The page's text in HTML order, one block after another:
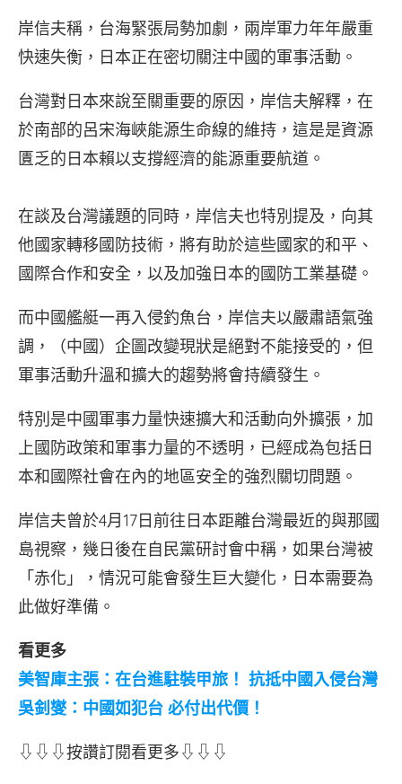
岸信夫稱，台海緊張局勢加劇，兩岸軍力年年嚴重
快速失衡，日本正在密切關注中國的軍事活動。
台灣對日本來說至關重要的原因，岸信夫解釋，在
於南部的呂宋海峽能源生命線的維持，這是是資源
匱乏的日本賴以支撐經濟的能源重要航道。
在談及台灣議題的同時，岸信夫也特別提及，向其
他國家轉移國防技術，將有助於這些國家的和平、
國際合作和安全，以及加強日本的國防工業基礎。
而中國艦艇一再入侵釣魚台，岸信夫以嚴肅語氣強
調，（中國）企圖改變現狀是絕對不能接受的，但
軍事活動升溫和擴大的趨勢將會持續發生。
特別是中國軍事力量快速擴大和活動向外擴張，加
上國防政策和軍事力量的不透明，已經成為包括日
本和國際社會在內的地區安全的強烈關切問題。
岸信夫曾於4月17日前往日本距離台灣最近的與那國
島視察，幾日後在自民黨研討會中稱，如果台灣被
「赤化」，情況可能會發生巨大變化，日本需要為
此做好準備。
看更多
美智庫主張：在台進駐裝甲旅！ 抗抵中國入侵台灣
吳釗燮：中國如犯台 必付出代價！
⇩⇩⇩按讚訂閱看更多⇩⇩⇩